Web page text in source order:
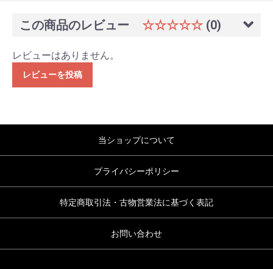
この商品のレビュー ☆☆☆☆☆ (0)
レビューはありません。
レビューを投稿
当ショップについて
プライバシーポリシー
特定商取引法・古物営業法に基づく表記
お問い合わせ